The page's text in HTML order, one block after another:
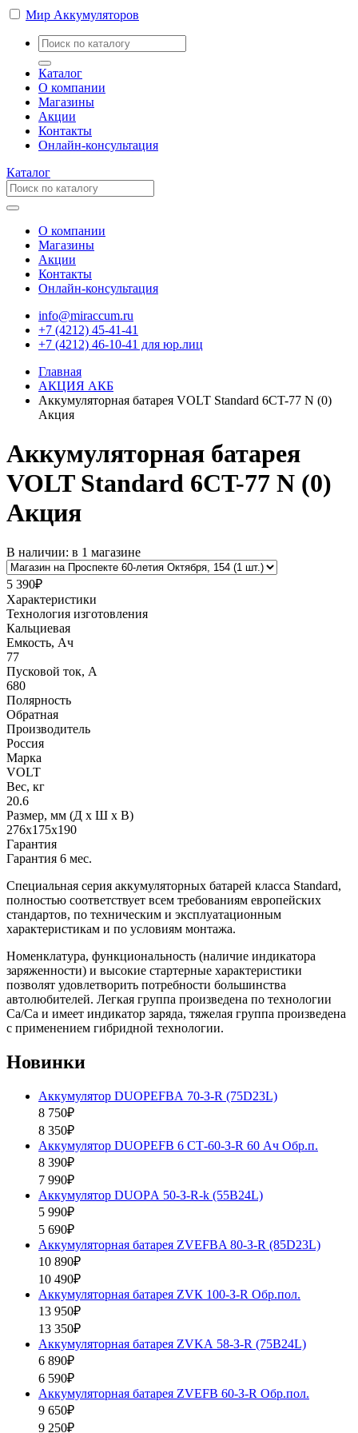
Мир Аккумуляторов
Каталог
О компании
Магазины
Акции
Контакты
Онлайн-консультация
Каталог
О компании
Магазины
Акции
Контакты
Онлайн-консультация
info@miraccum.ru
+7 (4212) 45-41-41
+7 (4212) 46-10-41 для юр.лиц
Главная
АКЦИЯ АКБ
Аккумуляторная батарея VOLT Standard 6CT-77 N (0)
Акция
Аккумуляторная батарея
VOLT Standard 6CT-77 N (0)
Акция
В наличии: в 1 магазине
5 390₽
Характеристики
Технология изготовления
Кальциевая
Емкость, Ач
77
Пусковой ток, А
680
Полярность
Обратная
Производитель
Россия
Марка
VOLT
Вес, кг
20.6
Размер, мм (Д x Ш x В)
276x175x190
Гарантия
Гарантия 6 мес.
Специальная серия аккумуляторных батарей класса Standard,
полностью соответствует всем требованиям европейских
стандартов, по техническим и эксплуатационным
характеристикам и по условиям монтажа.
Номенклатура, функциональность (наличие индикатора
заряженности) и высокие стартерные характеристики
позволят удовлетворить потребности большинства
автолюбителей. Легкая группа произведена по технологии
Ca/Ca и имеет индикатор заряда, тяжелая группа произведена
с применением гибридной технологии.
Новинки
Аккумулятор DUOPEFBА 70-З-R (75D23L)
8 750₽
8 350₽
Аккумулятор DUOPEFB 6 СТ-60-З-R 60 Ач Обр.п.
8 390₽
7 990₽
Аккумулятор DUOPА 50-З-R-k (55B24L)
5 990₽
5 690₽
Аккумуляторная батарея ZVEFBA 80-З-R (85D23L)
10 890₽
10 490₽
Аккумуляторная батарея ZVК 100-З-R Обр.пол.
13 950₽
13 350₽
Аккумуляторная батарея ZVKА 58-З-R (75B24L)
6 890₽
6 590₽
Аккумуляторная батарея ZVEFB 60-З-R Обр.пол.
9 650₽
9 250₽